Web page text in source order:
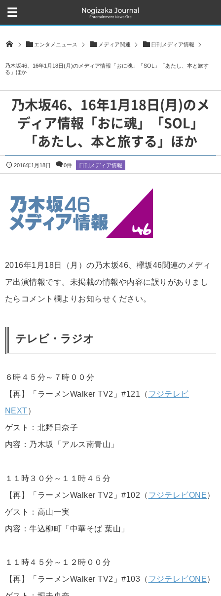
エンタメニュース メディア関連 日刊メディア情報
乃木坂46、16年1月18日(月)のメディア情報「おに魂」「SOL」「あたし、本と旅す
る」ほか
乃木坂46、16年1月18日(月)のメ
ディア情報「おに魂」「SOL」
「あたし、本と旅する」ほか
2016年1月18日 0件 日刊メディア情報
2016年1月18日（月）の乃木坂46、欅坂46関連のメディ
ア出演情報です。未掲載の情報や内容に誤りがありまし
たらコメント欄よりお知らせください。
テレビ・ラジオ
６時４５分～７時００分
【再】「ラーメンWalker TV2」#121（ フジテレビ
NEXT）
ゲスト：北野日奈子
内容：乃木坂「アルス南青山」
１１時３０分～１１時４５分
【再】「ラーメンWalker TV2」#102（ フジテレビONE）
ゲスト：高山一実
内容：牛込柳町「中華そば 葉山」
１１時４５分～１２時００分
【再】「ラーメンWalker TV2」#103（ フジテレビONE）